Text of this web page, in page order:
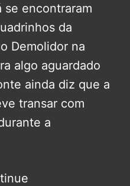
se encontraram
da
Demolidor na
algo aguardado
ainda diz que a
transar com
a